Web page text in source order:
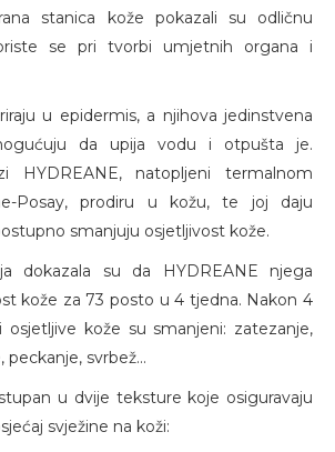
stanica kože pokazali su odličnu
se pri tvorbi umjetnih organa i
u epidermis, a njihova jedinstvena
da upija vodu i otpušta je.
HYDREANE, natopljeni termalnom
Posay, prodiru u kožu, te joj daju
smanjuju osjetljivost kože.
dokazala su da HYDREANE njega
kože za 73 posto u 4 tjedna. Nakon 4
osjetljive kože su smanjeni: zatezanje,
peckanje, svrbež...
u dvije teksture koje osiguravaju
svježine na koži: